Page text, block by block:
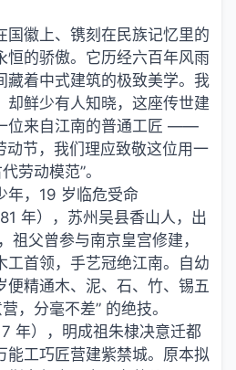
国徽上、镌刻在民族记忆里的
恒的骄傲。它历经六百年风雨
藏着中式建筑的极致美学。我
却鲜少有人知晓，这座传世建
位来自江南的普通工匠 ——
节，我们理应致敬这位用一
劳动模范”。
年，19 岁临危受命
年），苏州吴县香山人，出
祖父曾参与南京皇宫修建，
工首领，手艺冠绝江南。自幼
便精通木、泥、石、竹、锡五
，分毫不差” 的绝技。
年），明成祖朱棣决意迁都
能工巧匠营建紫禁城。原本拟